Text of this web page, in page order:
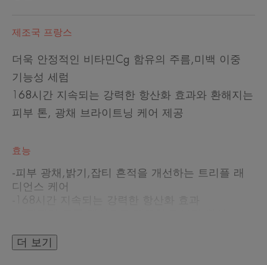
제조국 프랑스
더욱 안정적인 비타민Cg 함유의 주름,미백 이중
기능성 세럼
168시간 지속되는 강력한 항산화 효과와 환해지는
피부 톤, 광채 브라이트닝 케어 제공
효능
-피부 광채,밝기,잡티 흔적을 개선하는 트리플 래
디언스 케어
-논코메도제닉 테스트 완료
더 보기